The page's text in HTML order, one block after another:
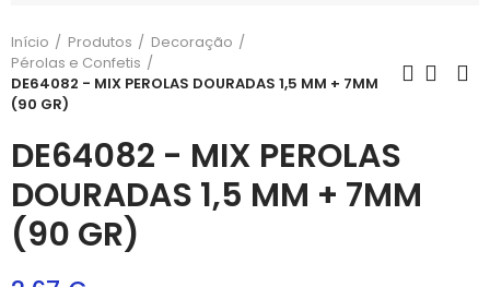
Início Produtos
Decoração
Pérolas e Confetis
DE64082 - MIX PEROLAS DOURADAS 1,5 MM + 7MM
(90 GR)
DE64082 - MIX PEROLAS
DOURADAS 1,5 MM + 7MM
(90 GR)